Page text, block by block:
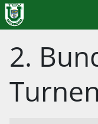
2.
Turnen